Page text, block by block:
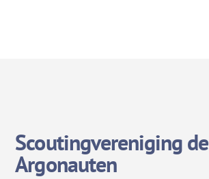
Scoutingvereniging de
Argonauten